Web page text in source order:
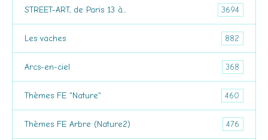
STREET-ART, de Paris 13 à... 3694
Les vaches 882
Arcs-en-ciel 368
Thèmes FE "Nature" 460
Thèmes FE Arbre (Nature2) 476